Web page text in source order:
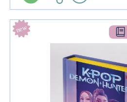
new
Kpop demon
Jessica
Pocket
2026 )